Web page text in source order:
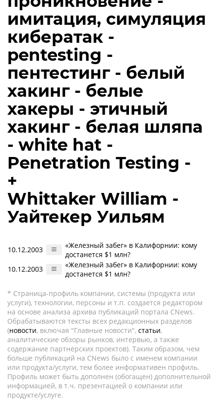
имитация, симуляция
кибератак -
pentesting -
пентестинг - белый
хакинг - белые
хакеры - этичный
хакинг - белая шляпа
- white hat -
Penetration Testing -
+
Whittaker William -
Уайтекер Уильям
10.12.2003
«Железный забег» в Калифорнии: кому
достанется $1 млн?
10.12.2003
«Железный забег» в Калифорнии: кому
достанется $1 млн?
* Страница-профиль компании, системы (продукта или
услуги), технологии, персоны и т.п. создается редактором
на основе анализа архива публикаций портала CNews.
Обрабатываются тексты всех редакционных разделов
(новости, включая "Главные новости", статьи,
аналитические обзоры рынков, интервью, а также
содержание партнёрских проектов). Таким образом, чем
больше публикаций на CNews было с именем компании
или продукта/услуги, тем более информативен профиль.
Профиль может быть дополнен (обогащен) дополнительной
информацией, в т.ч. презентацией о компании или
продукте/услуге.